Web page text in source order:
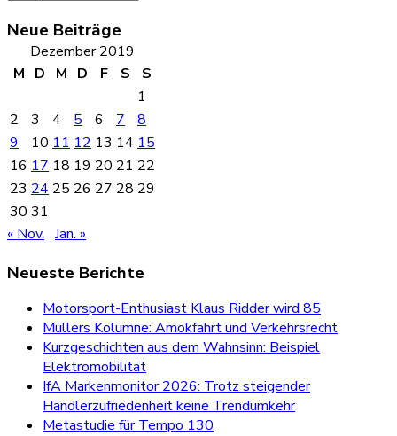
Neue Beiträge
Dezember 2019
M D M D F S
S
1
2
3 4 5 6 7
8
9
10 11 12 13 14 15
16 17 18 19 20 21 22
23 24 25 26 27 28 29
30 31
« Nov. Jan. »
Neueste Berichte
Motorsport-Enthusiast Klaus Ridder wird 85
Müllers Kolumne: Amokfahrt und Verkehrsrecht
Kurzgeschichten aus dem Wahnsinn: Beispiel
Elektromobilität
IfA Markenmonitor 2026: Trotz steigender
Händlerzufriedenheit keine Trendumkehr
Metastudie für Tempo 130